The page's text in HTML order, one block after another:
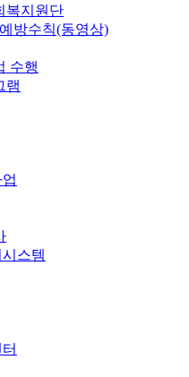
복지원단
방수칙(동영상)
수행
램
스템